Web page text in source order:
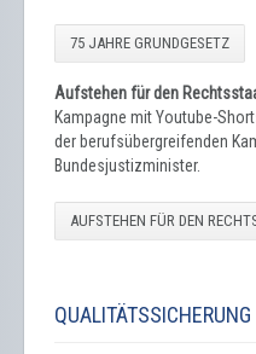
75 JAHRE GRUNDGESETZ
Aufstehen für den
Kampagne mit Youtube-
der berufsübergreifenden
Bundesjustizminister.
AUFSTEHEN FÜR DEN
QUALITÄTSSICHERUNG